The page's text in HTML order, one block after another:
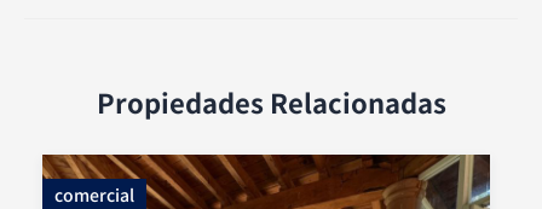
Propiedades Relacionadas
comercial